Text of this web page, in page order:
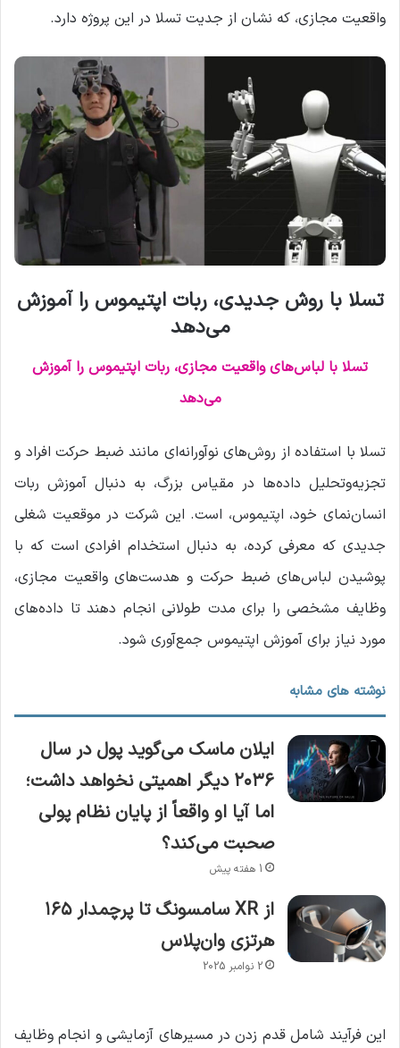
واقعیت مجازی، که نشان از جدیت تسلا در این پروژه دارد.
تسلا با روش جدیدی، ربات اپتیموس را آموزش
می‌دهد
تسلا با لباس‌های واقعیت مجازی، ربات اپتیموس را آموزش
می‌دهد
تسلا با استفاده از روش‌های نوآورانه‌ای مانند ضبط حرکت افراد و
تجزیه‌وتحلیل داده‌ها در مقیاس بزرگ، به دنبال آموزش ربات
انسان‌نمای خود، اپتیموس، است. این شرکت در موقعیت شغلی
جدیدی که معرفی کرده، به دنبال استخدام افرادی است که با
پوشیدن لباس‌های ضبط حرکت و هدست‌های واقعیت مجازی،
وظایف مشخصی را برای مدت طولانی انجام دهند تا داده‌های
مورد نیاز برای آموزش اپتیموس جمع‌آوری شود.
نوشته های مشابه
ایلان ماسک می‌گوید پول در سال
۲۰۳۶ دیگر اهمیتی نخواهد داشت؛
اما آیا او واقعاً از پایان نظام پولی
صحبت می‌کند؟
1 هفته پیش
از XR سامسونگ تا پرچمدار ۱۶۵
هرتزی وان‌پلاس
2 نوامبر 2025
این فرآیند شامل قدم زدن در مسیرهای آزمایشی و انجام وظایف